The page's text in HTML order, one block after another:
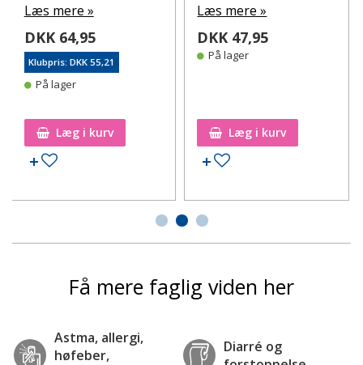
Læs mere »
DKK 64,95
Klubpris: DKK 55,21
På lager
Læg i kurv
Tilføj til ønskeseddel
Læs mere »
DKK 47,95
På lager
Læg i kurv
Tilføj til ønskeseddel
Få mere faglig viden her
Astma, allergi,
høfeber,
Diarré og